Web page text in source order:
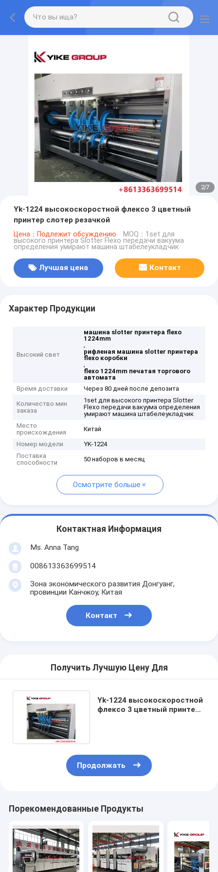
2/7
Yk-1224 высокоскоростной флексо 3 цветный
принтер слотер резачкой
Цена：Подлежит обсуждению MOQ：1set для
высокого принтера Slotter Flexo передачи вакуума
определения умирают машина штабелеукладчик
Лучшая цена Контакт
Характер Продукции
Высокий свет
машина slotter принтера flexo
1224mm
,
рифленая машина slotter принтера
flexo коробки
,
flexo 1224mm печатая торгового
автомата
Время доставки
Через 80 дней после депозита
Количество мин
заказа
1set для высокого принтера Slotter
Flexo передачи вакуума определения
умирают машина штабелеукладчик
Место
происхождения
Китай
Номер модели
YK-1224
Поставка
способности
50 наборов в месяц
Осмотрите больше
Контактная Информация
Ms. Anna Tang
008613363699514
Зона экономического развития Донгуанг,
провинции Канчжоу, Китая
Контакт
Получить Лучшую Цену Для
Yk-1224 высокоскоростной
флексо 3 цветный принтер
Продолжать
Порекомендованные Продукты